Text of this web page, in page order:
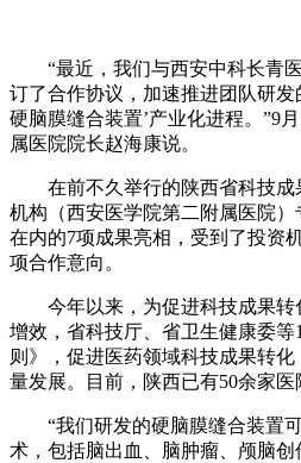
“最近，我们与西安中科长青医
订了合作协议，加速推进团队研发
硬脑膜缝合装置’产业化进程。”9
属医院院长赵海康说。
在前不久举行的陕西省科技成
机构（西安医学院第二附属医院
在内的7项成果亮相，受到了投资
项合作意向。
今年以来，为促进科技成果转
增效，省科技厅、省卫生健康委
则》，促进医药领域科技成果转
量发展。目前，陕西已有50余家医
“我们研发的硬脑膜缝合装置可
术，包括脑出血、脑肿瘤、颅脑